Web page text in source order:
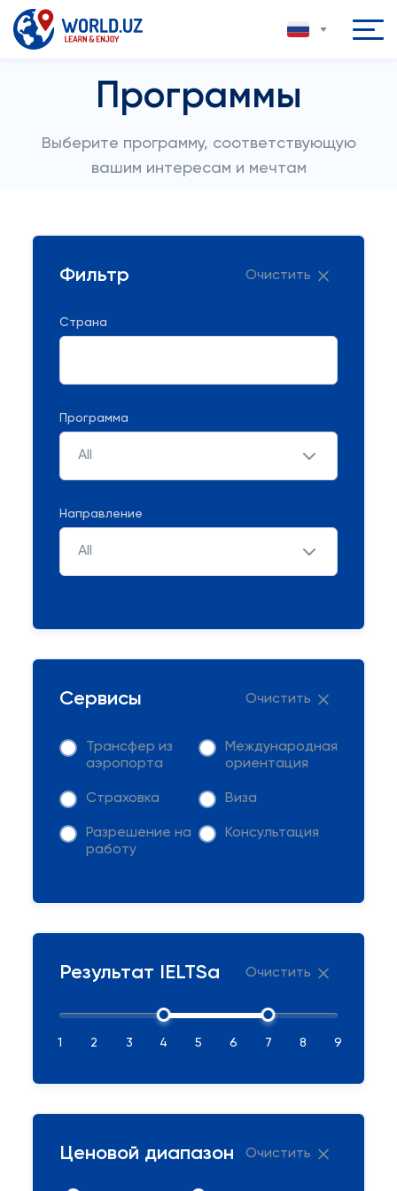
Программы
Выберите программу, соответствующую
вашим интересам и мечтам
Фильтр Очистить
Страна
Программа
All
Направление
All
Сервисы Очистить
Трансфер из
аэропорта
Международная
ориентация
Страховка Виза
Разрешение на
работу
Консультация
Результат IELTSа Очистить
1 2 3 4 5 6 7 8 9
Ценовой диапазон Очистить